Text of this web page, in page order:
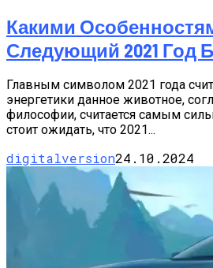
Какими
Следующий 2021 Год
Главным символом 2021 года
энергетики данное животное,
философии, считается самым
стоит ожидать, что 2021...
digitalversion24.10.2024